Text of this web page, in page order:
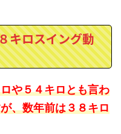
キロスイング動
や５４キロとも言わ
、数年前は３８キロ